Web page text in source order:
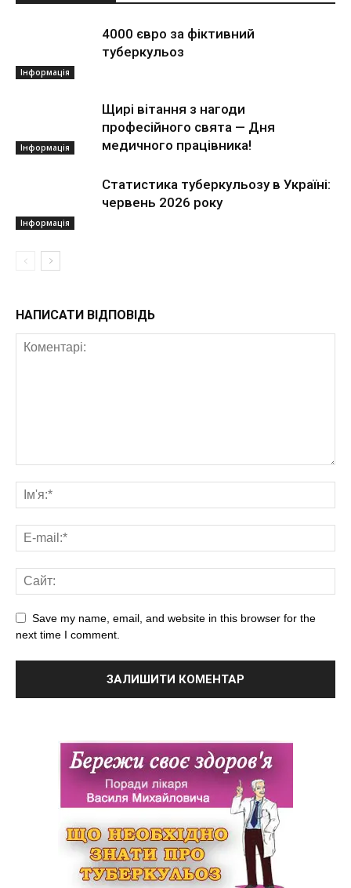
Інформація
4000 євро за фіктивний
туберкульоз
Інформація
Щирі вітання з нагоди
професійного свята — Дня
медичного працівника!
Інформація
Статистика туберкульозу в Україні:
червень 2026 року
НАПИСАТИ ВІДПОВІДЬ
Save my name, email, and website in this browser for the
next time I comment.